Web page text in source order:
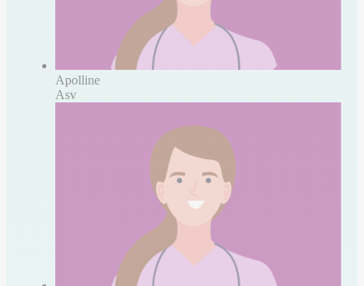
Apolline
Asv